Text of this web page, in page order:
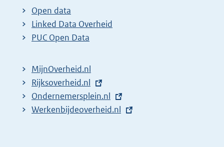
t
e
r
l
i
n
k
Open data
Linked Data Overheid
PUC Open Data
MijnOverheid.nl
E
x
t
Rijksoverheid.nl
E
x
Ondernemersplein.nl
E
Werkenbijdeoverheid.nl